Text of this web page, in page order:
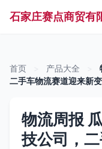
石家庄赛点商贸有
首页 产品大全
二手车物流赛道迎来新
物流周报
技公司，